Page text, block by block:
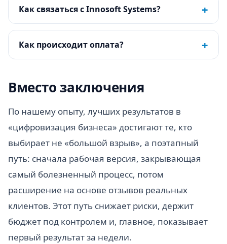
Как связаться с Innosoft Systems? +
Как происходит оплата? +
Вместо заключения
По нашему опыту, лучших результатов в
«цифровизация бизнеса» достигают те, кто
выбирает не «большой взрыв», а поэтапный
путь: сначала рабочая версия, закрывающая
самый болезненный процесс, потом
расширение на основе отзывов реальных
клиентов. Этот путь снижает риски, держит
бюджет под контролем и, главное, показывает
первый результат за недели.